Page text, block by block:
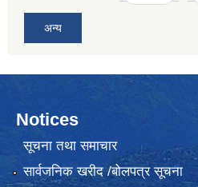
अन्य
Notices
सूचना तथा समाचार
सार्वजनिक खरीद /बोलपत्र सूचना